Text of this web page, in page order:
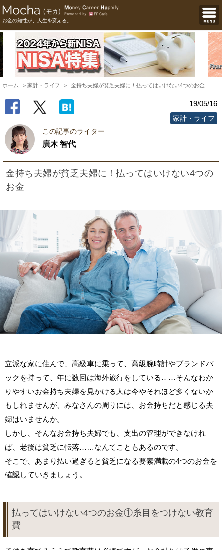
お金の知性が、人生を変える。
ホーム 家計・ライフ 金持ち夫婦が貧乏夫婦に！払ってはいけない4つのお金
19/05/16
家計・ライフ
この記事のライター
廣木 智代
金持ち夫婦が貧乏夫婦に！払ってはいけない4つの
お金
立派な家に住んで、高級車に乗って、高級腕時計やブランドバ
ックを持って、年に数回は海外旅行をしている……そんなわか
りやすいお金持ち夫婦を見かける人は今やそれほど多くないか
もしれませんが、みなさんの周りには、お金持ちだと感じる夫
婦はいませんか。
しかし、そんなお金持ち夫婦でも、支出の管理ができなけれ
ば、老後は貧乏に転落……なんてこともあるのです。
そこで、あまり払い過ぎると貧乏になる要素満載の4つのお金を
確認していきましょう。
払ってはいけない4つのお金①糸目をつけない教育
費